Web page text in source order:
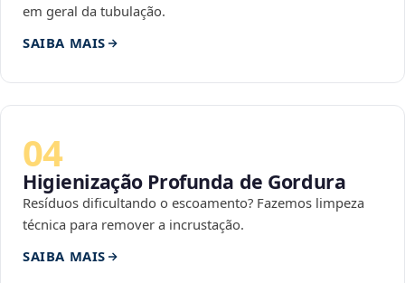
em geral da tubulação.
SAIBA MAIS
04
Higienização Profunda de Gordura
Resíduos dificultando o escoamento? Fazemos limpeza
técnica para remover a incrustação.
SAIBA MAIS